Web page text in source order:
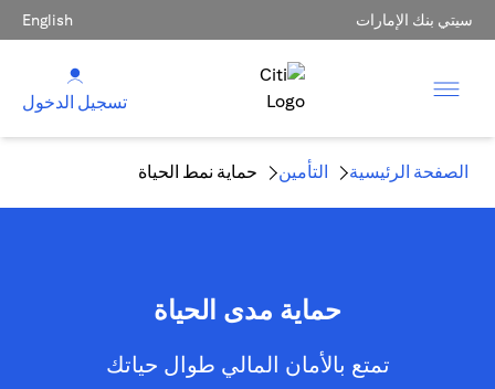
سيتي بنك الإمارات English
تسجيل الدخول
الصفحة الرئيسية التأمين حماية نمط الحياة
حماية مدى الحياة
تمتع بالأمان المالي طوال حياتك